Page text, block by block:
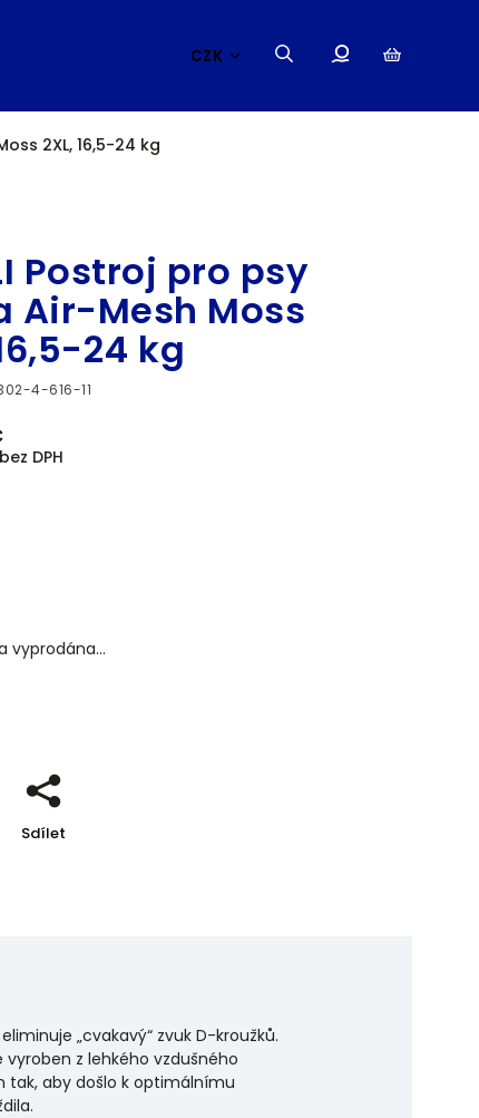
CZK
2XL, 16,5-24 kg
Postroj pro psy
Air-Mesh Moss
24 kg
4-616-11
DPH
vyprodána…
Sdílet
„cvakavý“ zvuk D-kroužků.
z lehkého vzdušného
tak, aby došlo k optimálnímu